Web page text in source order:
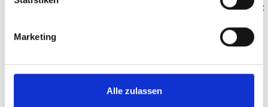
Marketing
Alle zulassen
Spendenaktion sind aufwändig & zeitintensiv :
stoßen das Personal sozialer Einrichtungen und
kapazitären Grenzen.
Wartezeit auf öffentliche Gelder